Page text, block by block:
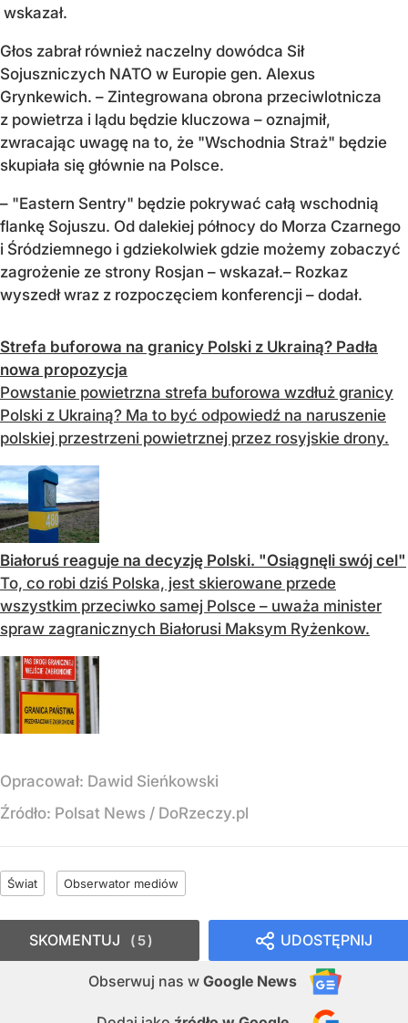
wskazał.
Głos zabrał również naczelny dowódca Sił
Sojuszniczych NATO w Europie gen. Alexus
Grynkewich. – Zintegrowana obrona przeciwlotnicza
z powietrza i lądu będzie kluczowa – oznajmił,
zwracając uwagę na to, że "Wschodnia Straż" będzie
skupiała się głównie na Polsce.
– "Eastern Sentry" będzie pokrywać całą wschodnią
flankę Sojuszu. Od dalekiej północy do Morza Czarnego
i Śródziemnego i gdziekolwiek gdzie możemy zobaczyć
zagrożenie ze strony Rosjan – wskazał.– Rozkaz
wyszedł wraz z rozpoczęciem konferencji – dodał.
Strefa buforowa na granicy Polski z Ukrainą? Padła
nowa propozycja
Powstanie powietrzna strefa buforowa wzdłuż granicy
Polski z Ukrainą? Ma to być odpowiedź na naruszenie
polskiej przestrzeni powietrznej przez rosyjskie drony.
Białoruś reaguje na decyzję Polski. "Osiągnęli swój cel"
To, co robi dziś Polska, jest skierowane przede
wszystkim przeciwko samej Polsce – uważa minister
spraw zagranicznych Białorusi Maksym Ryżenkow.
Opracował: Dawid Sieńkowski
Źródło: Polsat News / DoRzeczy.pl
Świat Obserwator mediów
UDOSTĘPNIJ
Obserwuj nas w Google News
SKOMENTUJ 5